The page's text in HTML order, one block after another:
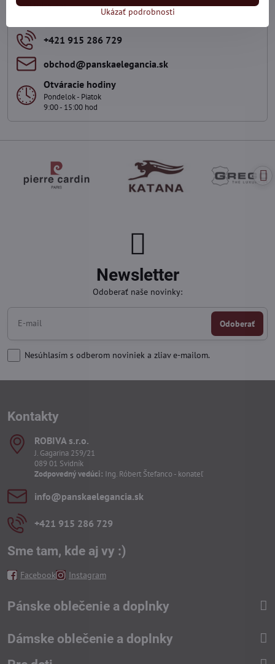
Kontaktujte nás
+421 915 286 729
obchod​@panskaelegancia​.sk
Otváracie hodiny
Pondelok - Piatok
9:00 - 15:00 hod
Newsletter
Odoberať naše novinky:
Odoberať
Nesúhlasím s odberom noviniek a zliav e-mailom.
Kontakty
ROBIVA s​.r​.o​.
J. Gagarina 259/21
089 01 Svidník
Zodpovedný vedúci: Ing. Róbert Štefanco - konateľ
info​@panskaelegancia​.sk
+421 915 286 729
Sme tam, kde aj vy :)
Facebook Instagram
Pánske oblečenie a doplnky
Dámske oblečenie a doplnky
Ukázať podrobnosti